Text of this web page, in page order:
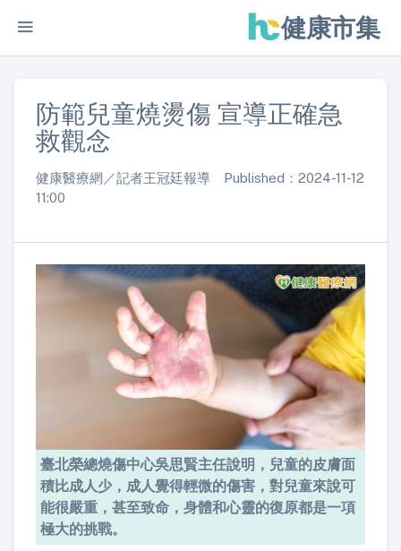
健康市集
防範兒童燒燙傷 宣導正確急
救觀念
健康醫療網／記者王冠廷報導 Published：2024-11-12
11:00
臺北榮總燒傷中心吳思賢主任說明，兒童的皮膚面
積比成人少，成人覺得輕微的傷害，對兒童來說可
能很嚴重，甚至致命，身體和心靈的復原都是一項
極大的挑戰。